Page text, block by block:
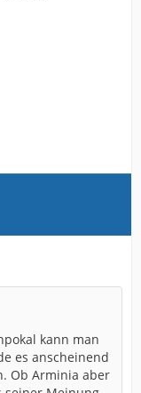
kann man
es anscheinend
Ob Arminia aber